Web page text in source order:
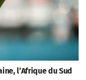
l’Afrique du Sud